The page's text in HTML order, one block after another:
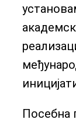
Посебна